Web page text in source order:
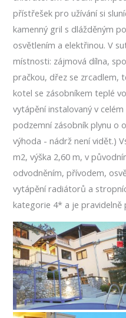
přístřešek pro užívání si
kamenný gril s dlážděným
osvětlením a elektřinou. V
místnosti: zájmová dílna,
pračkou, dřez se zrcadlem,
kotel se zásobníkem teplé
vytápění instalovaný v
podzemní zásobník plynu o
výhoda - nádrž není vidět.)
m2, výška 2,60 m, v
odvodněním, přívodem,
vytápění radiátorů a
kategorie 4* a je pravidelně